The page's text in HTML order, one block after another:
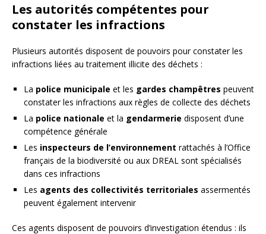
Les autorités compétentes pour
constater les infractions
Plusieurs autorités disposent de pouvoirs pour constater les
infractions liées au traitement illicite des déchets :
La police municipale et les gardes champêtres peuvent
constater les infractions aux règles de collecte des déchets
La police nationale et la gendarmerie disposent d’une
compétence générale
Les inspecteurs de l’environnement rattachés à l’Office
français de la biodiversité ou aux DREAL sont spécialisés
dans ces infractions
Les agents des collectivités territoriales assermentés
peuvent également intervenir
Ces agents disposent de pouvoirs d’investigation étendus : ils